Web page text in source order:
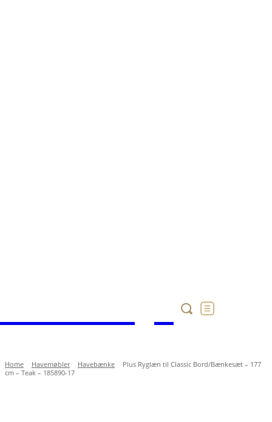
Home Havemøbler Havebænke
Plus Ryglæn til Classic Bord/Bænkesæt – 177
cm – Teak – 185890-17